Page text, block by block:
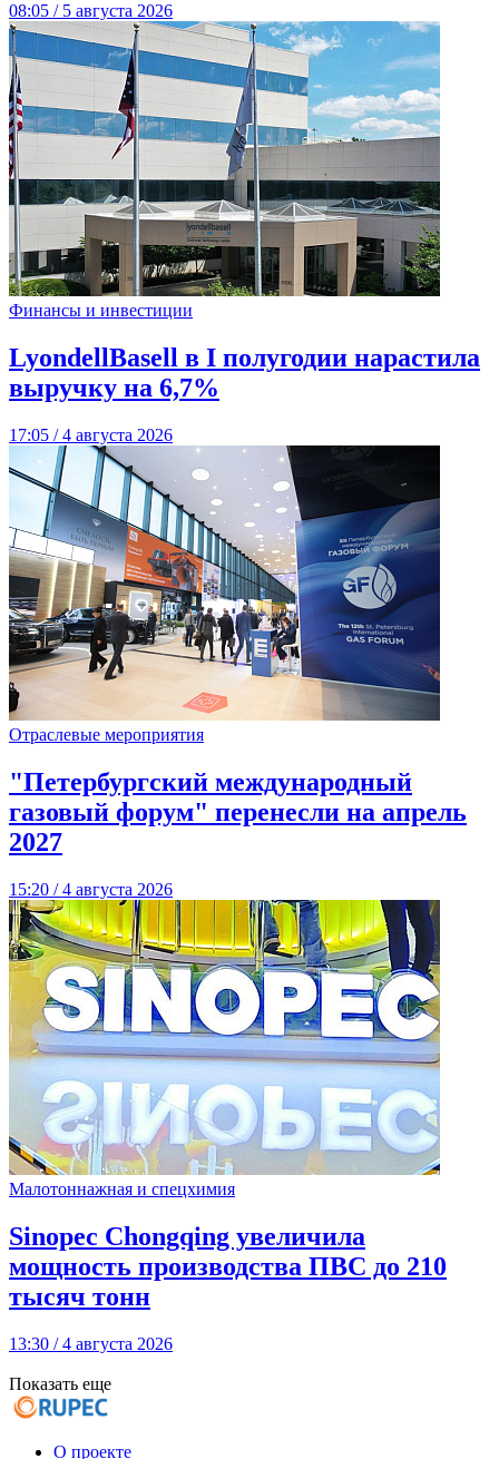
08:05 / 5 августа 2026
Финансы и инвестиции
LyondellBasell в I полугодии нарастила
выручку на 6,7%
17:05 / 4 августа 2026
Отраслевые мероприятия
"Петербургский международный
газовый форум" перенесли на апрель
2027
15:20 / 4 августа 2026
Малотоннажная и спецхимия
Sinopec Chongqing увеличила
мощность производства ПВС до 210
тысяч тонн
13:30 / 4 августа 2026
Показать еще
О проекте